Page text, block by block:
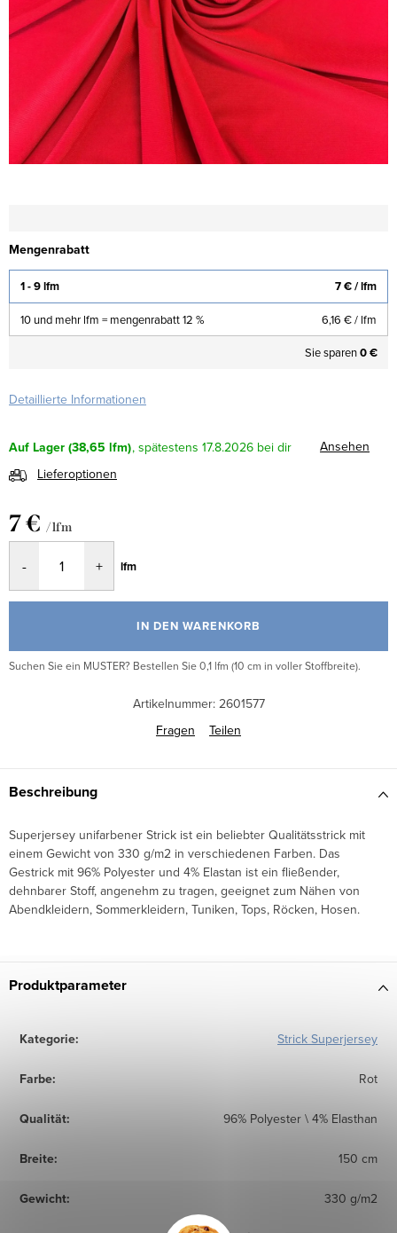
Mengenrabatt
1 - 9 lfm 7 €/ lfm
10 und mehr lfm = mengenrabatt 12 % 6,16 €/ lfm
Sie sparen0 €
Detaillierte Informationen
Auf Lager(38,65 lfm) 17.8.2026
Ansehen
Lieferoptionen
7 € / lfm
lfm
IN DEN WARENKORB
Suchen Sie ein MUSTER? Bestellen Sie 0,1 lfm (10 cm in voller Stoffbreite).
Artikelnummer: 2601577
Fragen
Teilen
Beschreibung
Superjersey unifarbener Strick ist ein beliebter Qualitätsstrick mit
einem Gewicht von 330 g/m2 in verschiedenen Farben. Das
Gestrick mit 96% Polyester und 4% Elastan ist ein fließender,
dehnbarer Stoff, angenehm zu tragen, geeignet zum Nähen von
Abendkleidern, Sommerkleidern, Tuniken, Tops, Röcken, Hosen.
Produktparameter
Kategorie: Strick Superjersey
Farbe: Rot
Qualität: 96% Polyester \ 4% Elasthan
Breite: 150 cm
Gewicht: 330 g/m2